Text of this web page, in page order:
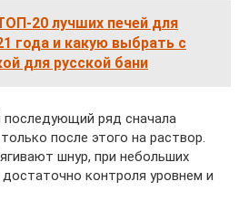
20 лучших печей для
года и какую выбрать с
для русской бани
ряд сначала
после этого на раствор.
шнур, при небольших
контроля уровнем и